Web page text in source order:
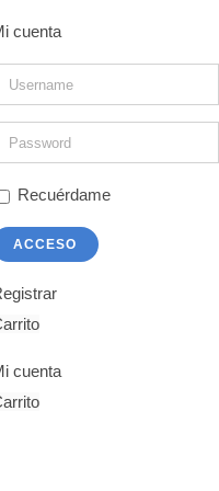
cuenta
Recuérdame
cuenta